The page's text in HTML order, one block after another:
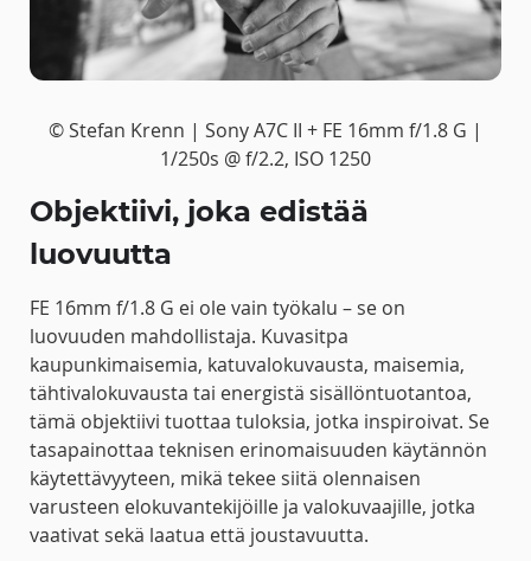
© Stefan Krenn | Sony A7C II + FE 16mm f/1.8 G |
1/250s @ f/2.2, ISO 1250
Objektiivi, joka edistää
luovuutta
FE 16mm f/1.8 G ei ole vain työkalu – se on
luovuuden mahdollistaja. Kuvasitpa
kaupunkimaisemia, katuvalokuvausta, maisemia,
tähtivalokuvausta tai energistä sisällöntuotantoa,
tämä objektiivi tuottaa tuloksia, jotka inspiroivat. Se
tasapainottaa teknisen erinomaisuuden käytännön
käytettävyyteen, mikä tekee siitä olennaisen
varusteen elokuvantekijöille ja valokuvaajille, jotka
vaativat sekä laatua että joustavuutta.